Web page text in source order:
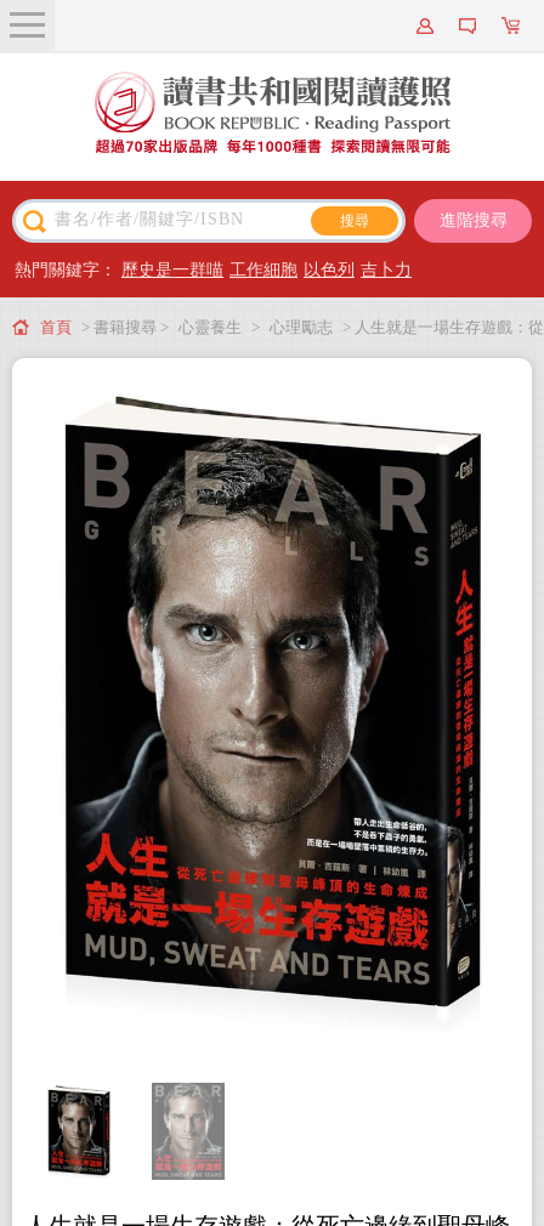
關於我們
近期新書
主題閱讀
出版專區
會員專屬
會員儲值方案
進階搜尋
熱門關鍵字： 歷史是一群喵 工作細胞 以色列 吉卜力
首頁 > 書籍搜尋 > 心靈養生 > 心理勵志 > 人生就是一場生存遊戲：從